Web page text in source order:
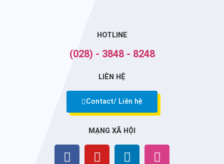
HOTLINE
(028) - 3848 - 8248
LIÊN HỆ
Contact/ Liên hệ
MẠNG XÃ HỘI